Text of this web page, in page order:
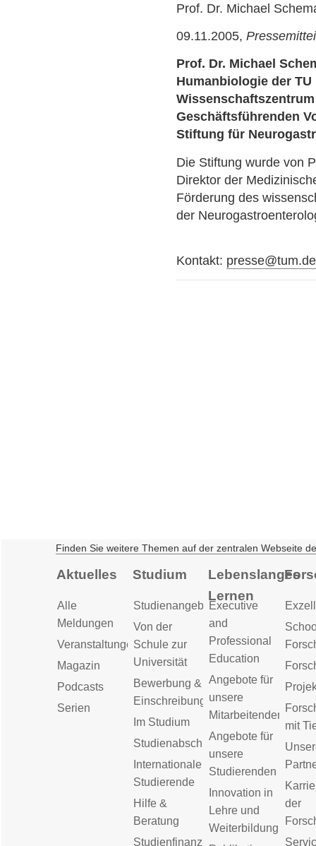
Prof. Dr. Michael
09.11.2005,
Prof. Dr. Michael
Humanbiologie der TU
Geschäftsführenden
Stiftung für
Die Stiftung wurde von
Direktor der
Förderung des
der
Kontakt: presse@tum.de
Finden Sie weitere Themen auf der zentralen Webseite
Aktuelles
Alle
Meldungen
Veranstaltungen
Magazin
Podcasts
Serien
Studium
Studienangebot
Von der
Schule zur
Universität
Bewerbung &
Einschreibung
Im Studium
Studienabschluss
Internationale
Studierende
Hilfe &
Beratung
Studienfinanzierung
Lebenslanges
Lernen
Executive
and
Professional
Education
Angebote für
unsere
Mitarbeitenden
Angebote für
unsere
Studierenden
Innovation in
Lehre und
Weiterbildung
mit
der